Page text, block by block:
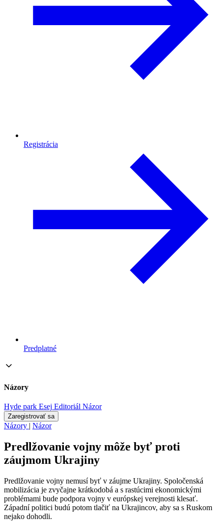
Registrácia
Predplatné
Názory
Hyde park Esej Editoriál Názor
Zaregistrovať sa
Názory | Názor
Predlžovanie vojny môže byť proti
záujmom Ukrajiny
Predlžovanie vojny nemusí byť v záujme Ukrajiny. Spoločenská
mobilizácia je zvyčajne krátkodobá a s rastúcimi ekonomickými
problémami bude podpora vojny v európskej verejnosti klesať.
Západní politici budú potom tlačiť na Ukrajincov, aby sa s Ruskom
nejako dohodli.